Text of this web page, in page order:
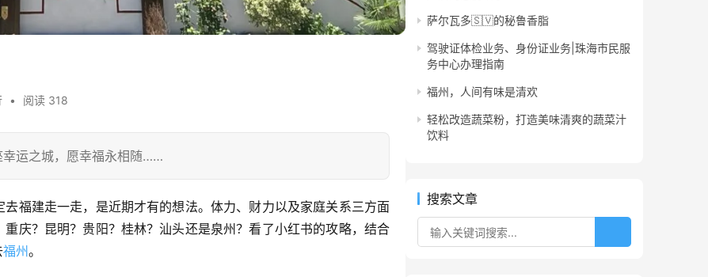
• 阅读 318
幸运之城，愿幸福永相随……
福建走一走，是近期才有的想法。体力、财力以及家庭关系三方面
庆？昆明？贵阳？桂林？汕头还是泉州？看了小红书的攻略，结合
福州。
萨尔瓦多🇸🇻的秘鲁香脂
驾驶证体检业务、身份证业务|珠海市民服
务中心办理指南
福州，人间有味是清欢
轻松改造蔬菜粉，打造美味清爽的蔬菜汁
饮料
搜索文章